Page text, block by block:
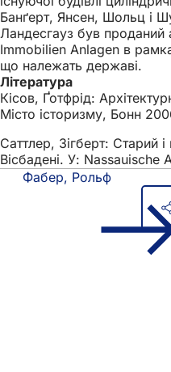
Банґерт, Янсен, Шольц і
Ландесгауз був проданий
Immobilien Anlagen в
що належать державі.
Література
Кісов, Ґотфрід:
Місто історизму, Бонн
Саттлер, Зігберт: Старий
Вісбадені. У:
Фабер, Рольф